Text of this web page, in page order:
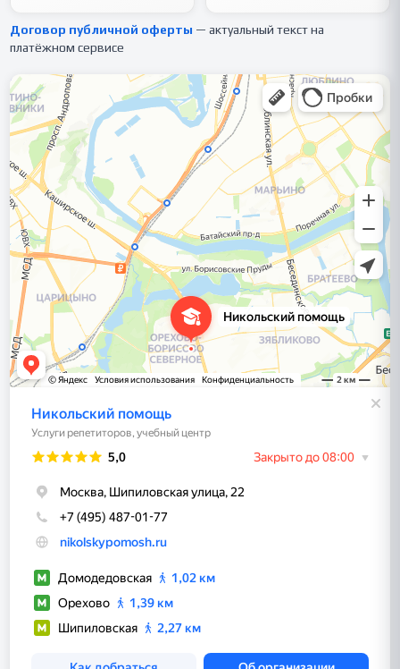
Договор публичной оферты — актуальный текст на
платёжном сервисе